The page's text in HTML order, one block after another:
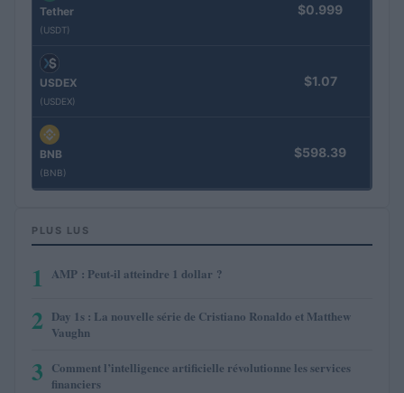
Tether
(USDT)
$0.999
USDEX
(USDEX)
$1.07
BNB
(BNB)
$598.39
PLUS LUS
1 AMP : Peut-il atteindre 1 dollar ?
2 Day 1s : La nouvelle série de Cristiano Ronaldo et Matthew
Vaughn
3 Comment l’intelligence artificielle révolutionne les services
financiers